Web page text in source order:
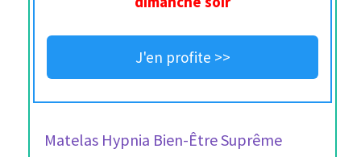
J'en profite >>
Matelas Hypnia Bien-Être Suprême